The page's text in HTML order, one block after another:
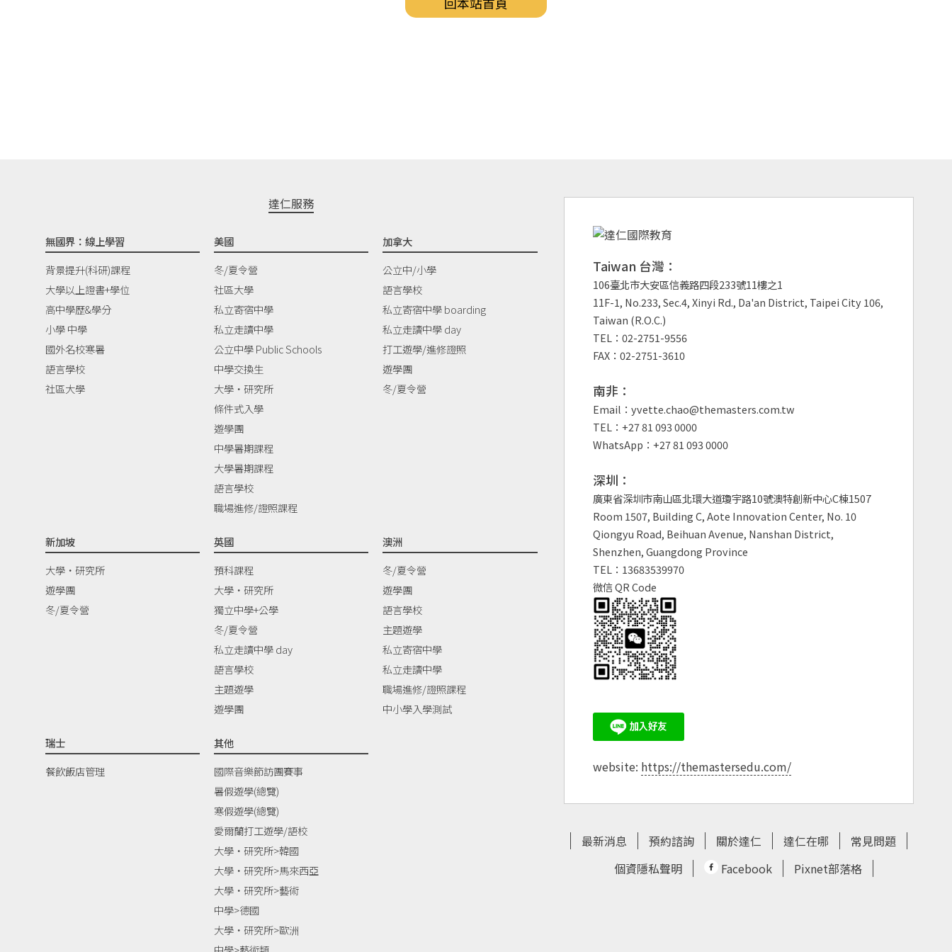
達仁服務
無國界：線上學習
背景提升(科研)課程
大學以上證書+學位
高中學歷&學分
小學 中學
國外名校寒暑
語言學校
社區大學
美國
冬/夏令營
社區大學
私立寄宿中學
私立走讀中學
公立中學 Public Schools
中學交換生
大學‧研究所
條件式入學
遊學團
中學暑期課程
大學暑期課程
語言學校
職場進修/證照課程
加拿大
公立中/小學
語言學校
私立寄宿中學 boarding
私立走讀中學 day
打工遊學/進修證照
遊學團
冬/夏令營
新加坡
大學‧研究所
遊學團
冬/夏令營
英國
預科課程
大學‧研究所
獨立中學+公學
冬/夏令營
私立走讀中學 day
語言學校
主題遊學
遊學團
澳洲
冬/夏令營
遊學團
語言學校
主題遊學
私立寄宿中學
私立走讀中學
職場進修/證照課程
中小學入學測試
瑞士
餐飲飯店管理
其他
國際音樂節訪團賽事
暑假遊學(總覽)
寒假遊學(總覽)
愛爾蘭打工遊學/語校
大學‧研究所>韓國
大學‧研究所>馬來西亞
大學‧研究所>藝術
中學>德國
大學‧研究所>歐洲
Taiwan 台灣：
106臺北市大安區信義路四段233號11樓之1
11F-1, No.233, Sec.4, Xinyi Rd., Da'an District, Taipei City 106,
Taiwan (R.O.C.)
TEL：02-2751-9556
FAX：02-2751-3610
南非：
Email：yvette.chao@themasters.com.tw
TEL：+27 81 093 0000
WhatsApp：+27 81 093 0000
深圳：
廣東省深圳市南山區北環大道瓊宇路10號澳特創新中心C棟1507
Room 1507, Building C, Aote Innovation Center, No. 10
Qiongyu Road, Beihuan Avenue, Nanshan District,
Shenzhen, Guangdong Province
TEL：13683539970
微信 QR Code
website: https://themastersedu.com/
最新消息 預約諮詢 關於達仁 達仁在哪
常見問題
個資隱私聲明
Facebook Pixnet部落格